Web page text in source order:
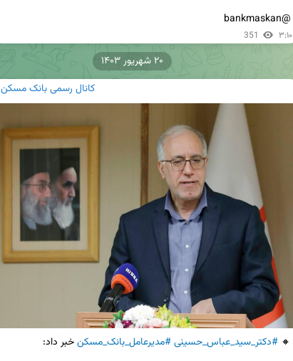
@bankmaskan
351 ۳:۱۰
کانال رسمی بانک مسکن
🔸 #دکتر_سید_عباس_حسینی#مدیرعامل_بانک_مسکن
۲۰ شهریور ۱۴۰۳